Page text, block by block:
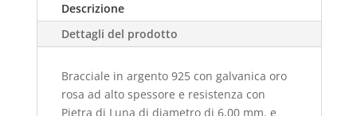
Descrizione
Dettagli del prodotto
Bracciale in argento 925 con galvanica oro
rosa ad alto spessore e resistenza con
Pietra di Luna di diametro di 6,00 mm. e